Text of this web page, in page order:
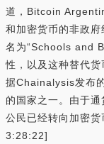
道，Bitcoin
和加密货币的非政
名为“Schools and
性，以及这种替代
据Chainalysis发布
的国家之一。由于
公民已经转向加密
3:28:22]